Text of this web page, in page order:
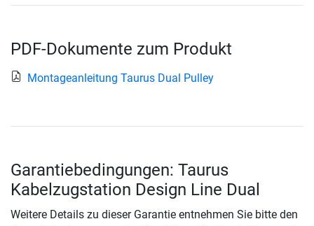
PDF-Dokumente zum Produkt
Montageanleitung Taurus Dual Pulley
Garantiebedingungen: Taurus
Kabelzugstation Design Line Dual
Weitere Details zu dieser Garantie entnehmen Sie bitte den